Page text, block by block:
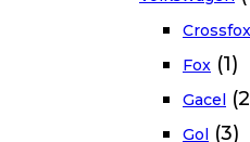
Crossfox
Fox (1)
Gacel
Gol (3)